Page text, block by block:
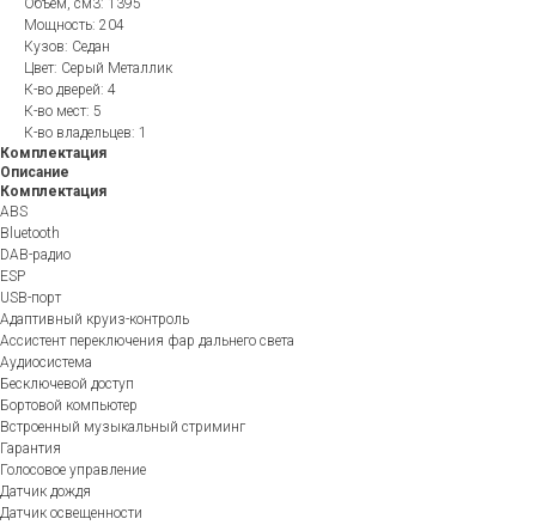
Объем, см3: 1395
Мощность: 204
Кузов: Седан
Цвет: Серый Металлик
К-во дверей: 4
К-во мест: 5
К-во владельцев: 1
Комплектация
Описание
Комплектация
ABS
Bluetooth
DAB-радио
ESP
USB-порт
Адаптивный круиз-контроль
Ассистент переключения фар дальнего света
Аудиосистема
Бесключевой доступ
Бортовой компьютер
Встроенный музыкальный стриминг
Гарантия
Голосовое управление
Датчик дождя
Датчик освещенности